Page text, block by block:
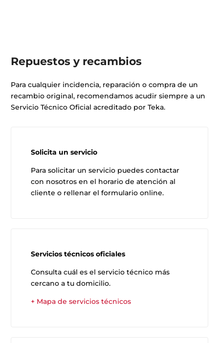
Repuestos y recambios
Para cualquier incidencia, reparación o compra de un
recambio original, recomendamos acudir siempre a un
Servicio Técnico Oficial acreditado por Teka.
Solicita un servicio
Para solicitar un servicio puedes contactar
con nosotros en el horario de atención al
cliente o rellenar el formulario online.
Servicios técnicos oficiales
Consulta cuál es el servicio técnico más
cercano a tu domicilio.
+ Mapa de servicios técnicos